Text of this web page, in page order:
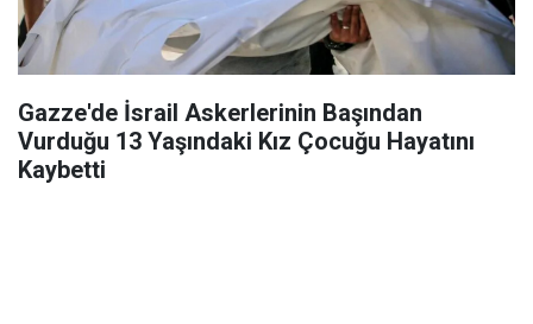
Gazze'de İsrail Askerlerinin Başından
Vurduğu 13 Yaşındaki Kız Çocuğu Hayatını
Kaybetti